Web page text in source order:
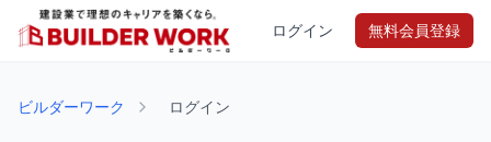
ログイン 無料会員登録
ビルダーワーク ログイン